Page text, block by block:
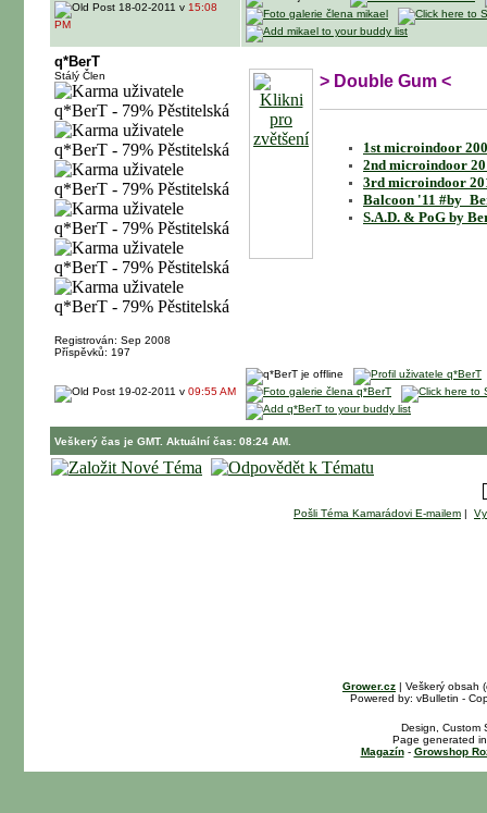
18-02-2011 v 15:08
PM
q*BerT
Stálý Člen
Registrován: Sep 2008
Příspěvků: 197
> Double Gum <
1st microindoor
2nd microindoor
3rd microindoor
Balcoon '11
S.A.D. & PoG by
19-02-2011 v 09:55 AM
Veškerý čas je GMT. Aktuální čas: 08:24 AM.
Pošli Téma Kamarádovi E-mailem |
Grower.cz | Veškerý obsah
Powered by: vBulletin -
Design, Custom
Page generated
Magazín- Growshop